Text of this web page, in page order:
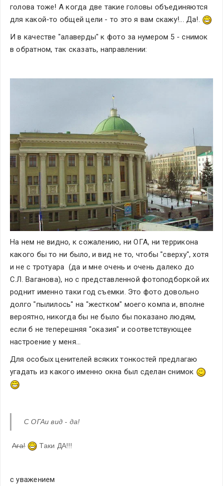
голова тоже! А когда две такие головы объединяются
для какой-то общей цели - то это я вам скажу!... Да!.
И в качестве "алаверды" к фото за нумером 5 - снимок
в обратном, так сказать, направлении:
На нем не видно, к сожалению, ни ОГА, ни террикона
какого бы то ни было, и вид не то, чтобы "сверху", хотя
и не с тротуара  (да и мне очень и очень далеко до
С.Л. Ваганова), но с представленной фотоподборкой их
роднит именно таки год съемки. Это фото довольно
долго "пылилось" на "жестком" моего компа и, вполне
вероятно, никогда бы не было бы показано людям,
если б не теперешняя "оказия" и соответствующее
настроение у меня...
Для особых ценителей всяких тонкостей предлагаю
угадать из какого именно окна был сделан снимок
С ОГАи вид - да!
Ага! Таки ДА!!!
с уважением